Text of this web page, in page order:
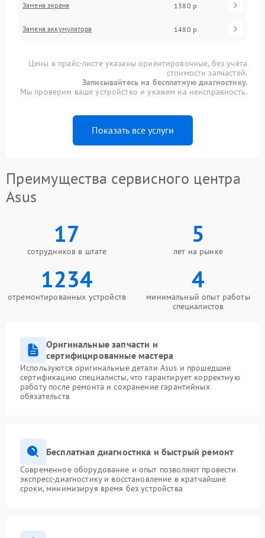
Замена экрана 1380 р
Замена аккумулятора 1480 р
Цены в прайс-листе указаны ориентировочные, без учета
стоимости запчастей.
Записывайтесь на бесплатную диагностику.
Мы проверим ваше устройство и укажем на неисправность.
Показать все услуги
Преимущества сервисного центра
Asus
17
сотрудников в штате
5
лет на рынке
1234
отремонтированных устройств
4
минимальный опыт работы
специалистов
Оригинальные запчасти и
сертифицированные мастера
Используются оригинальные детали Asus и прошедшие
сертификацию специалисты, что гарантирует корректную
работу после ремонта и сохранение гарантийных
обязательств
Бесплатная диагностика и быстрый ремонт
Современное оборудование и опыт позволяют провести
экспресс-диагностику и восстановление в кратчайшие
сроки, минимизируя время без устройства